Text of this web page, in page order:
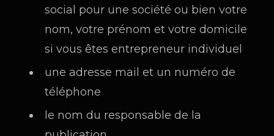
social pour une société ou bien votre
nom, votre prénom et votre domicile
si vous êtes entrepreneur individuel
une adresse mail et un numéro de
téléphone
le nom du responsable de la